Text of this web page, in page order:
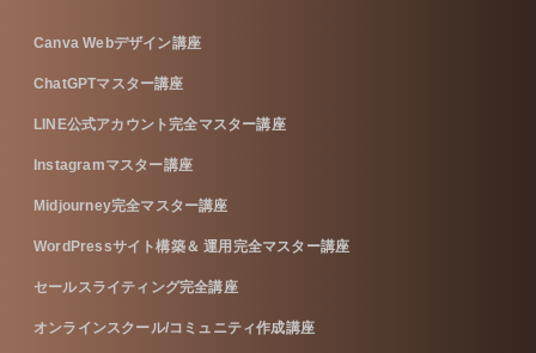
Canva Webデザイン講座
ChatGPTマスター講座
LINE公式アカウント完全マスター講座
Instagramマスター講座
Midjourney完全マスター講座
WordPressサイト構築＆ 運用完全マスター講座
セールスライティング完全講座
オンラインスクール/コミュニティ作成講座